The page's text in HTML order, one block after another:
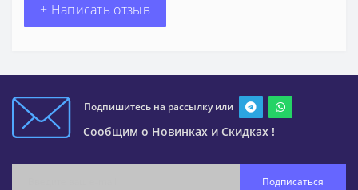
+ Написать отзыв
Подпишитесь на рассылку или
Сообщим о Новинках и Скидках !
Подписаться